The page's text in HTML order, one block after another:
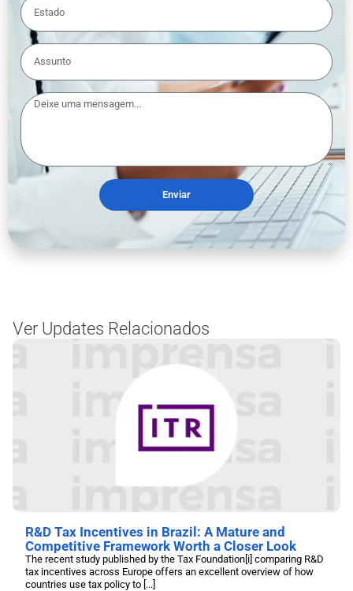
Enviar
Ver Updates Relacionados
R&D Tax Incentives in Brazil: A Mature and
Competitive Framework Worth a Closer Look
The recent study published by the Tax Foundation[i] comparing R&D
tax incentives across Europe offers an excellent overview of how
countries use tax policy to [...]